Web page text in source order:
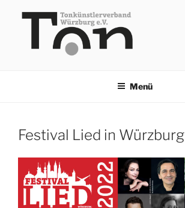
Inhalt
Menü
Festival Lied in Würzburg